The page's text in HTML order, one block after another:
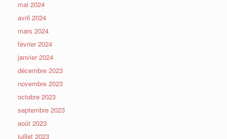
mai 2024
avril 2024
mars 2024
février 2024
janvier 2024
décembre 2023
novembre 2023
octobre 2023
septembre 2023
août 2023
juillet 2023